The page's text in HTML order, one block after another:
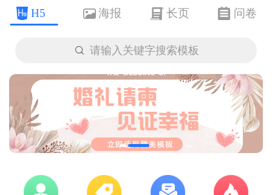
H5 海报 长页 问卷
 请输入关键字搜索模板